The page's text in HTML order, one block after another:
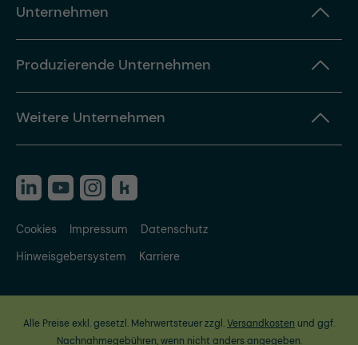
Unternehmen
Produzierende Unternehmen
Weitere Unternehmen
Cookies Impressum
Datenschutz
Hinweisgebersystem
Karriere
Alle Preise exkl. gesetzl. Mehrwertsteuer zzgl.Versandkosten und ggf.
Nachnahmegebühren, wenn nicht anders angegeben.